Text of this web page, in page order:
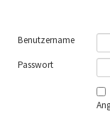
Benutzername
Passwort